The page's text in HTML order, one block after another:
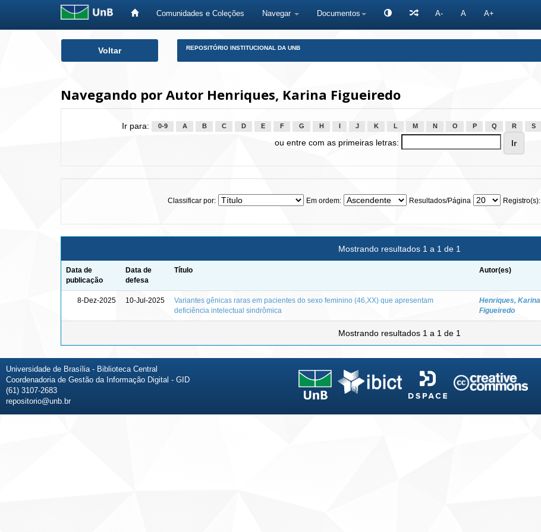
Comunidades e Coleções Navegar Documentos A- A A+
Voltar REPOSITÓRIO INSTITUCIONAL DA UNB
Navegando por Autor Henriques, Karina Figueiredo
Ir para: 0-9 A B C D E F G H J K L M N O P Q R S
ou entre com as primeiras letras:
Classificar por: Em ordem: Resultados/Página Registro(s):
Mostrando resultados 1 a 1 de 1
Data de
publicação
Data de
defesa
Título Autor(es)
8-Dez-2025 10-Jul-2025
Variantes gênicas raras em pacientes do sexo feminino (46,XX) que apresentam
deficiência intelectual sindrômica
Henriques, Karina
Figueiredo
Mostrando resultados 1 a 1 de 1
Universidade de Brasília - Biblioteca Central
Coordenadoria de Gestão da Informação Digital - GID
(61) 3107-2683
repositorio@unb.br